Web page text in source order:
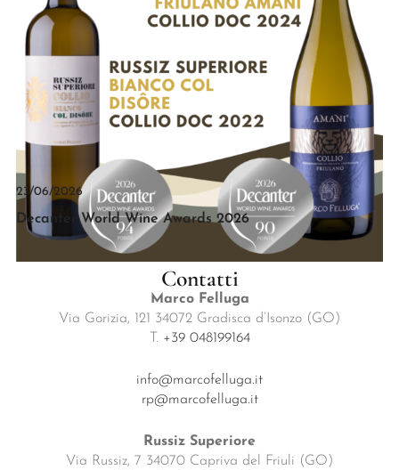
23/06/2026
Decanter World Wine Awards 2026
Contatti
Marco Felluga
Via Gorizia, 121 34072 Gradisca d’Isonzo (GO)
T. +39 048199164
info@marcofelluga.it
rp@marcofelluga.it
Russiz Superiore
Via Russiz, 7 34070 Capriva del Friuli (GO)